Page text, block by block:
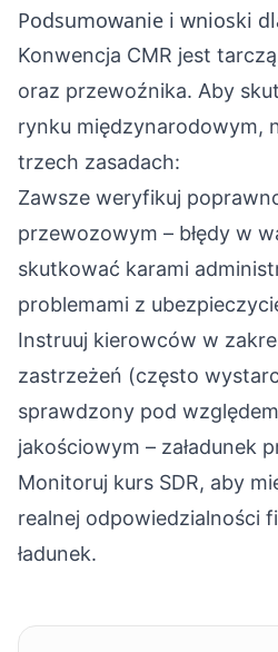
Podsumowanie i wnioski
Konwencja CMR jest
oraz przewoźnika. Aby
rynku międzynarodowym,
trzech zasadach:
Zawsze weryfikuj
przewozowym – błędy w
skutkować karami
problemami z
Instruuj kierowców w
zastrzeżeń (często
sprawdzony pod
jakościowym – załadunek
Monitoruj kurs SDR, aby
realnej odpowiedzialności
ładunek.